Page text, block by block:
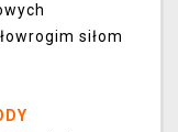
siłom